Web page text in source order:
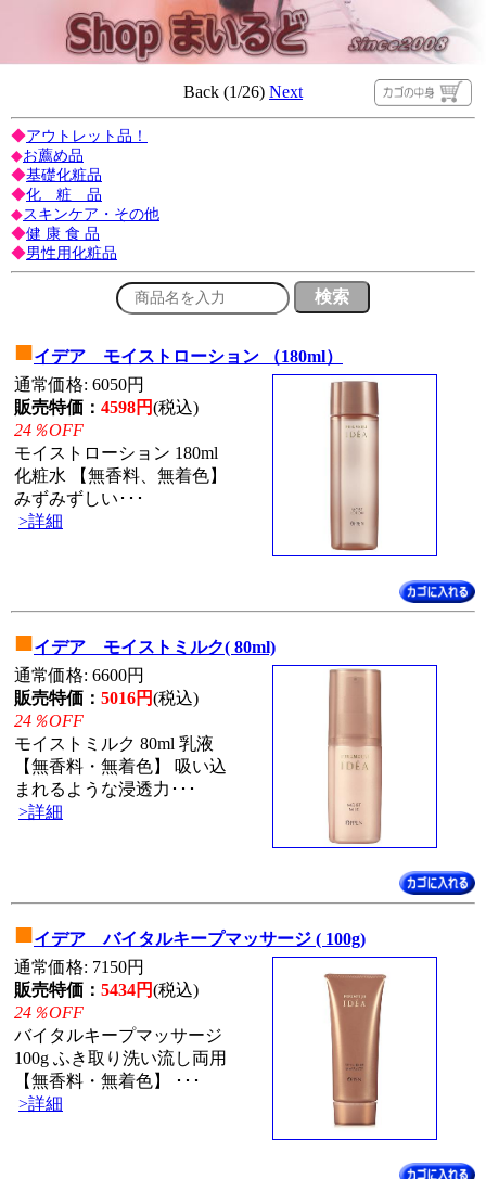
Back (1/26) Next
◆アウトレット品！
◆お薦め品
◆基礎化粧品
◆化 粧 品
◆スキンケア・その他
◆健 康 食 品
◆男性用化粧品
■イデア モイストローション （180ml）
通常価格: 6050円
販売特価： 4598円(税込)
24％OFF
モイストローション 180ml
化粧水 【無香料、無着色】
みずみずしい･･･
>詳細
■イデア モイストミルク( 80ml)
通常価格: 6600円
販売特価： 5016円(税込)
24％OFF
モイストミルク 80ml 乳液
【無香料・無着色】 吸い込
まれるような浸透力･･･
>詳細
■イデア バイタルキープマッサージ ( 100g)
通常価格: 7150円
販売特価： 5434円(税込)
24％OFF
バイタルキープマッサージ
100g ふき取り洗い流し両用
【無香料・無着色】 ･･･
>詳細